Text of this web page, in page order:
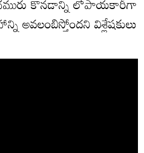
అవలంబిస్తోందని విశ్లేషకులు